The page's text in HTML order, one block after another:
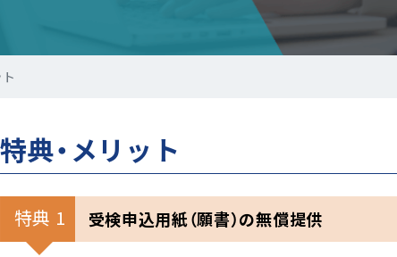
特典・メリット
特典 1 受検申込用紙（願書）の無償提供